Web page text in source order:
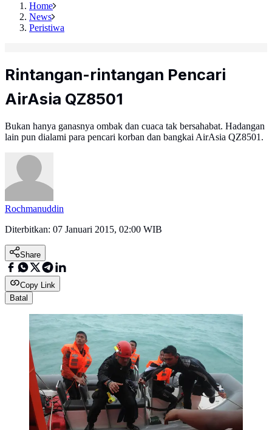
Home
News
Peristiwa
Rintangan-rintangan Pencari
AirAsia QZ8501
Bukan hanya ganasnya ombak dan cuaca tak bersahabat. Hadangan
lain pun dialami para pencari korban dan bangkai AirAsia QZ8501.
Rochmanuddin
Diterbitkan: 07 Januari 2015, 02:00 WIB
Share
Copy Link
Batal